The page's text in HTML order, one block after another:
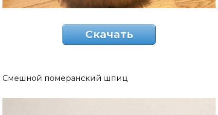
Скачать
Смешной померанский шпиц